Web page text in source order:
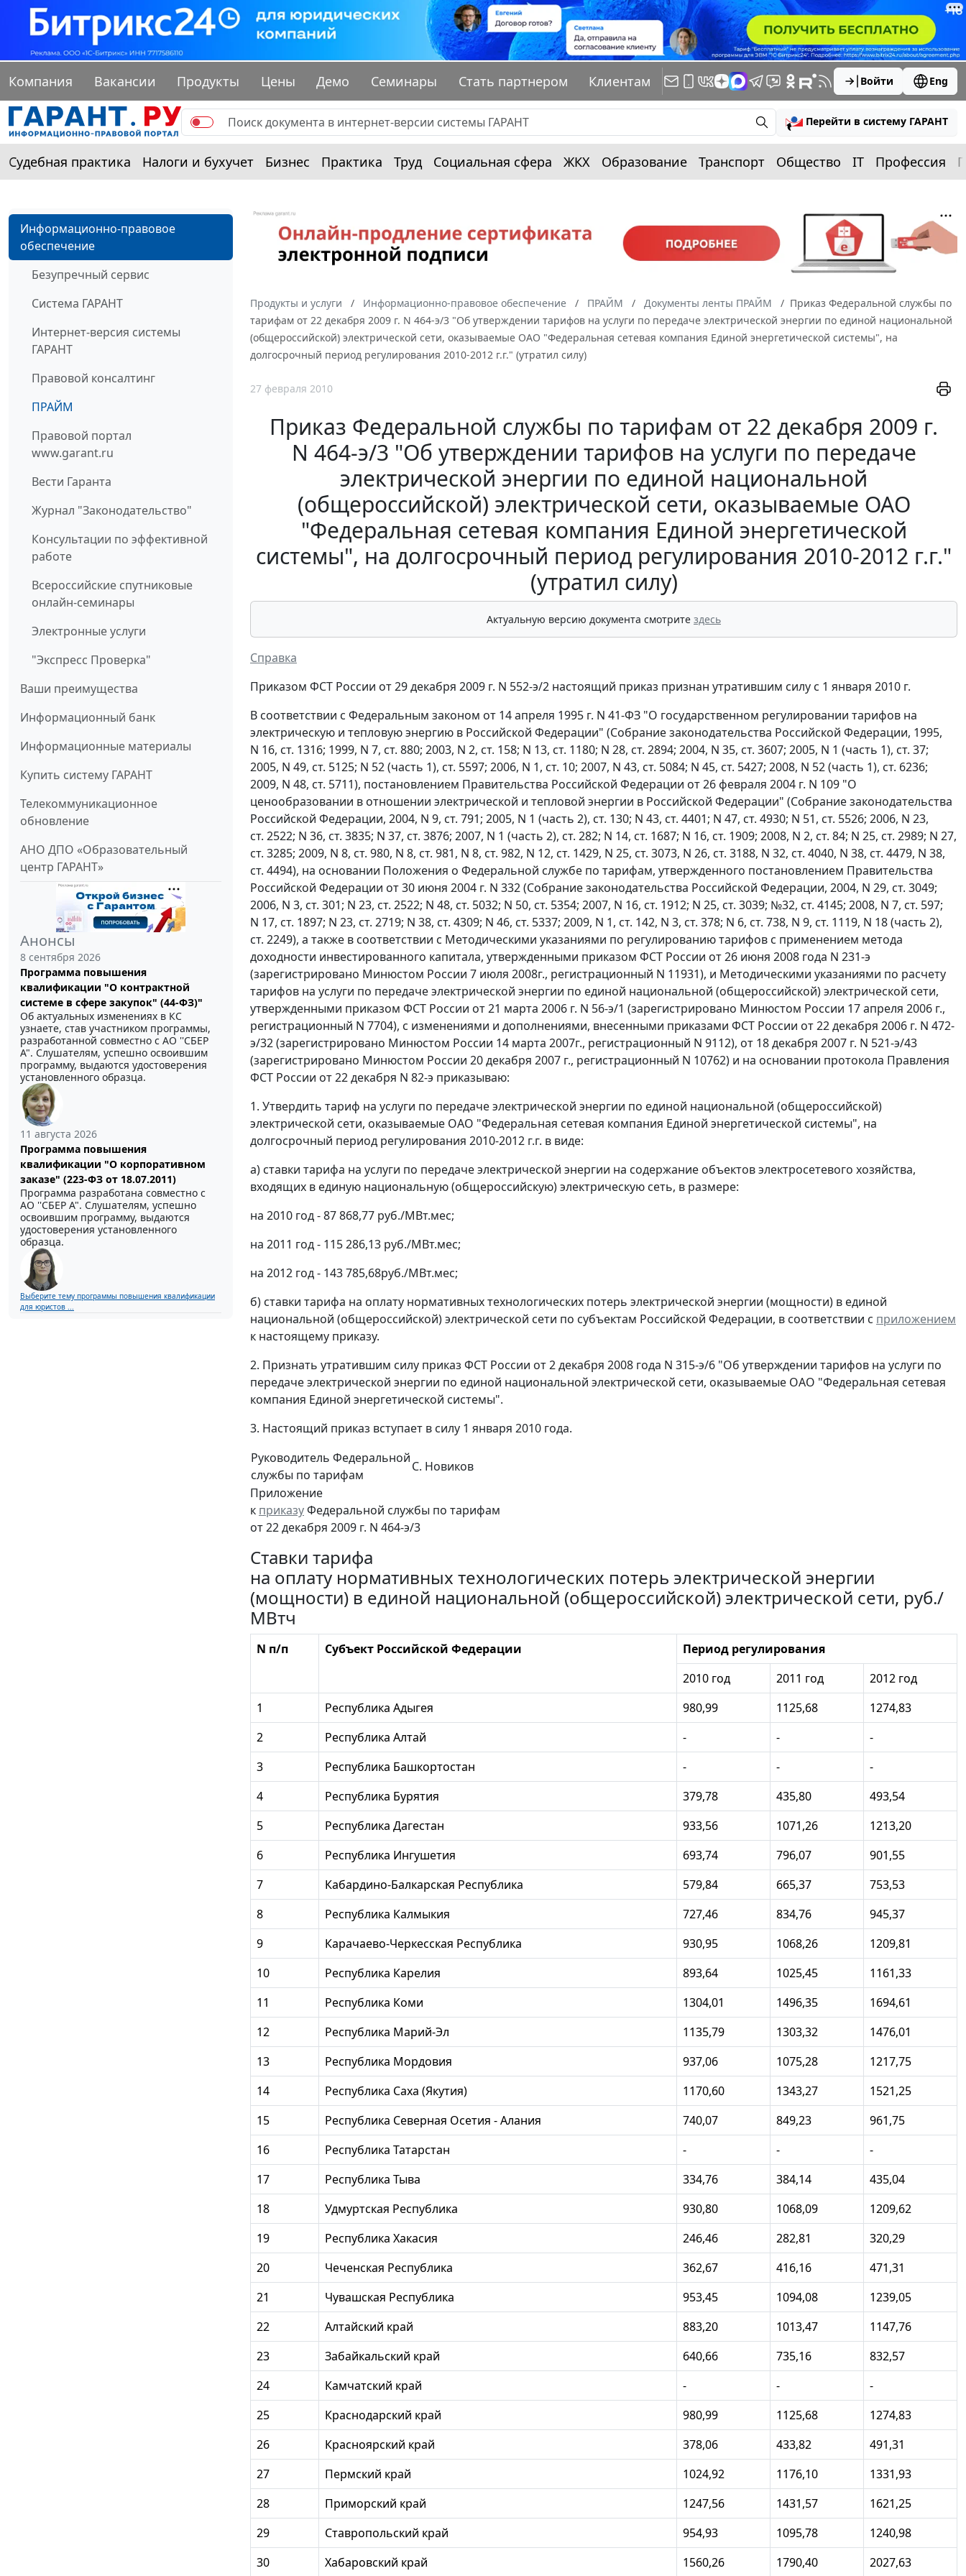
Компания Вакансии Продукты Цены Демо Семинары Стать партнером Клиентам Войти Eng
Перейти в систему ГАРАНТ
Судебная практика Налоги и бухучет Бизнес Практика Труд Социальная сфера ЖКХ Образование Транспорт Общество IT Профессия
Информационно-правовое
обеспечение
Безупречный сервис
Система ГАРАНТ
Интернет-версия системы
ГАРАНТ
Правовой консалтинг
ПРАЙМ
Правовой портал
www.garant.ru
Вести Гаранта
Журнал "Законодательство"
Консультации по эффективной
работе
Всероссийские спутниковые
онлайн-семинары
Электронные услуги
"Экспресс Проверка"
Ваши преимущества
Информационный банк
Информационные материалы
Купить систему ГАРАНТ
Телекоммуникационное
обновление
АНО ДПО «Образовательный
центр ГАРАНТ»
Анонсы
8 сентября 2026
Программа повышения
квалификации "О контрактной
системе в сфере закупок" (44-ФЗ)"
Об актуальных изменениях в КС
узнаете, став участником программы,
разработанной совместно с АО ''СБЕР
А". Слушателям, успешно освоившим
программу, выдаются удостоверения
установленного образца.
11 августа 2026
Программа повышения
квалификации "О корпоративном
заказе" (223-ФЗ от 18.07.2011)
Программа разработана совместно с
АО ''СБЕР А". Слушателям, успешно
освоившим программу, выдаются
удостоверения установленного
образца.
Выберите тему программы повышения квалификации
для юристов ...
Продукты и услуги Информационно-правовое обеспечение ПРАЙМ Документы ленты ПРАЙМ
Приказ Федеральной службы по
тарифам от 22 декабря 2009 г. N 464-э/3 "Об утверждении тарифов на услуги по передаче электрической энергии по единой национальной
(общероссийской) электрической сети, оказываемые ОАО "Федеральная сетевая компания Единой энергетической системы", на
долгосрочный период регулирования 2010-2012 г.г." (утратил силу)
27 февраля 2010
Приказ Федеральной службы по тарифам от 22 декабря 2009 г.
N 464-э/3 "Об утверждении тарифов на услуги по передаче
электрической энергии по единой национальной
(общероссийской) электрической сети, оказываемые ОАО
"Федеральная сетевая компания Единой энергетической
системы", на долгосрочный период регулирования 2010-2012 г.г."
(утратил силу)
Актуальную версию документа смотрите здесь
Справка
Приказом ФСТ России от 29 декабря 2009 г. N 552-э/2 настоящий приказ признан утратившим силу с 1 января 2010 г.
В соответствии с Федеральным законом от 14 апреля 1995 г. N 41-ФЗ "О государственном регулировании тарифов на
электрическую и тепловую энергию в Российской Федерации" (Собрание законодательства Российской Федерации, 1995,
N 16, ст. 1316; 1999, N 7, ст. 880; 2003, N 2, ст. 158; N 13, ст. 1180; N 28, ст. 2894; 2004, N 35, ст. 3607; 2005, N 1 (часть 1), ст. 37;
2005, N 49, ст. 5125; N 52 (часть 1), ст. 5597; 2006, N 1, ст. 10; 2007, N 43, ст. 5084; N 45, ст. 5427; 2008, N 52 (часть 1), ст. 6236;
2009, N 48, ст. 5711), постановлением Правительства Российской Федерации от 26 февраля 2004 г. N 109 "О
ценообразовании в отношении электрической и тепловой энергии в Российской Федерации" (Собрание законодательства
Российской Федерации, 2004, N 9, ст. 791; 2005, N 1 (часть 2), ст. 130; N 43, ст. 4401; N 47, ст. 4930; N 51, ст. 5526; 2006, N 23,
ст. 2522; N 36, ст. 3835; N 37, ст. 3876; 2007, N 1 (часть 2), ст. 282; N 14, ст. 1687; N 16, ст. 1909; 2008, N 2, ст. 84; N 25, ст. 2989; N 27,
ст. 3285; 2009, N 8, ст. 980, N 8, ст. 981, N 8, ст. 982, N 12, ст. 1429, N 25, ст. 3073, N 26, ст. 3188, N 32, ст. 4040, N 38, ст. 4479, N 38,
ст. 4494), на основании Положения о Федеральной службе по тарифам, утвержденного постановлением Правительства
Российской Федерации от 30 июня 2004 г. N 332 (Собрание законодательства Российской Федерации, 2004, N 29, ст. 3049;
2006, N 3, ст. 301; N 23, ст. 2522; N 48, ст. 5032; N 50, ст. 5354; 2007, N 16, ст. 1912; N 25, ст. 3039; №32, ст. 4145; 2008, N 7, ст. 597;
N 17, ст. 1897; N 23, ст. 2719; N 38, ст. 4309; N 46, ст. 5337; 2009, N 1, ст. 142, N 3, ст. 378; N 6, ст. 738, N 9, ст. 1119, N 18 (часть 2),
ст. 2249), а также в соответствии с Методическими указаниями по регулированию тарифов с применением метода
доходности инвестированного капитала, утвержденными приказом ФСТ России от 26 июня 2008 года N 231-э
(зарегистрировано Минюстом России 7 июля 2008г., регистрационный N 11931), и Методическими указаниями по расчету
тарифов на услуги по передаче электрической энергии по единой национальной (общероссийской) электрической сети,
утвержденными приказом ФСТ России от 21 марта 2006 г. N 56-э/1 (зарегистрировано Минюстом России 17 апреля 2006 г.,
регистрационный N 7704), с изменениями и дополнениями, внесенными приказами ФСТ России от 22 декабря 2006 г. N 472-
э/32 (зарегистрировано Минюстом России 14 марта 2007г., регистрационный N 9112), от 18 декабря 2007 г. N 521-э/43
(зарегистрировано Минюстом России 20 декабря 2007 г., регистрационный N 10762) и на основании протокола Правления
ФСТ России от 22 декабря N 82-э приказываю:
1. Утвердить тариф на услуги по передаче электрической энергии по единой национальной (общероссийской)
электрической сети, оказываемые ОАО "Федеральная сетевая компания Единой энергетической системы", на
долгосрочный период регулирования 2010-2012 г.г. в виде:
а) ставки тарифа на услуги по передаче электрической энергии на содержание объектов электросетевого хозяйства,
входящих в единую национальную (общероссийскую) электрическую сеть, в размере:
на 2010 год - 87 868,77 руб./МВт.мес;
на 2011 год - 115 286,13 руб./МВт.мес;
на 2012 год - 143 785,68руб./МВт.мес;
б) ставки тарифа на оплату нормативных технологических потерь электрической энергии (мощности) в единой
национальной (общероссийской) электрической сети по субъектам Российской Федерации, в соответствии с приложением
к настоящему приказу.
2. Признать утратившим силу приказ ФСТ России от 2 декабря 2008 года N 315-э/6 "Об утверждении тарифов на услуги по
передаче электрической энергии по единой национальной электрической сети, оказываемые ОАО "Федеральная сетевая
компания Единой энергетической системы".
3. Настоящий приказ вступает в силу 1 января 2010 года.
Руководитель Федеральной
службы по тарифам
С. Новиков
Приложение
к приказуФедеральной службы по тарифам
от 22 декабря 2009 г. N 464-э/3
Ставки тарифа
на оплату нормативных технологических потерь электрической энергии
(мощности) в единой национальной (общероссийской) электрической сети, руб./
МВтч
N п/п Субъект Российской Федерации
Период регулирования
2010 год
2011 год
2012 год
1
Республика Адыгея 980,99 1125,68
1274,83
2
Республика Алтай - -
-
3
Республика Башкортостан - -
-
4
Республика Бурятия 379,78 435,80
493,54
5
Республика Дагестан 933,56 1071,26
1213,20
6
Республика Ингушетия 693,74 796,07
901,55
7
Кабардино-Балкарская Республика 579,84 665,37
753,53
8
Республика Калмыкия 727,46 834,76
945,37
9
Карачаево-Черкесская Республика 930,95 1068,26
1209,81
10
Республика Карелия 893,64 1025,45
1161,33
11
Республика Коми 1304,01 1496,35
1694,61
12
Республика Марий-Эл 1135,79 1303,32
1476,01
13
Республика Мордовия 937,06 1075,28
1217,75
14
Республика Саха (Якутия) 1170,60 1343,27
1521,25
15
Республика Северная Осетия - Алания 740,07 849,23
961,75
16
Республика Татарстан - -
-
17
Республика Тыва 334,76 384,14
435,04
18
Удмуртская Республика 930,80 1068,09
1209,62
19
Республика Хакасия 246,46 282,81
320,29
20
Чеченская Республика 362,67 416,16
471,31
21
Чувашская Республика 953,45 1094,08
1239,05
22
Алтайский край 883,20 1013,47
1147,76
23
Забайкальский край 640,66 735,16
832,57
24
Камчатский край - -
-
25
Краснодарский край 980,99 1125,68
1274,83
26
Красноярский край 378,06 433,82
491,31
27
Пермский край 1024,92 1176,10
1331,93
28
Приморский край 1247,56 1431,57
1621,25
29
Ставропольский край 954,93 1095,78
1240,98
30
Хабаровский край 1560,26 1790,40 2027,63